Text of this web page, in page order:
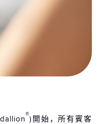
®)開始，所有賓客